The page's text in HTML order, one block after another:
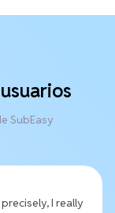
SubEasy
I really